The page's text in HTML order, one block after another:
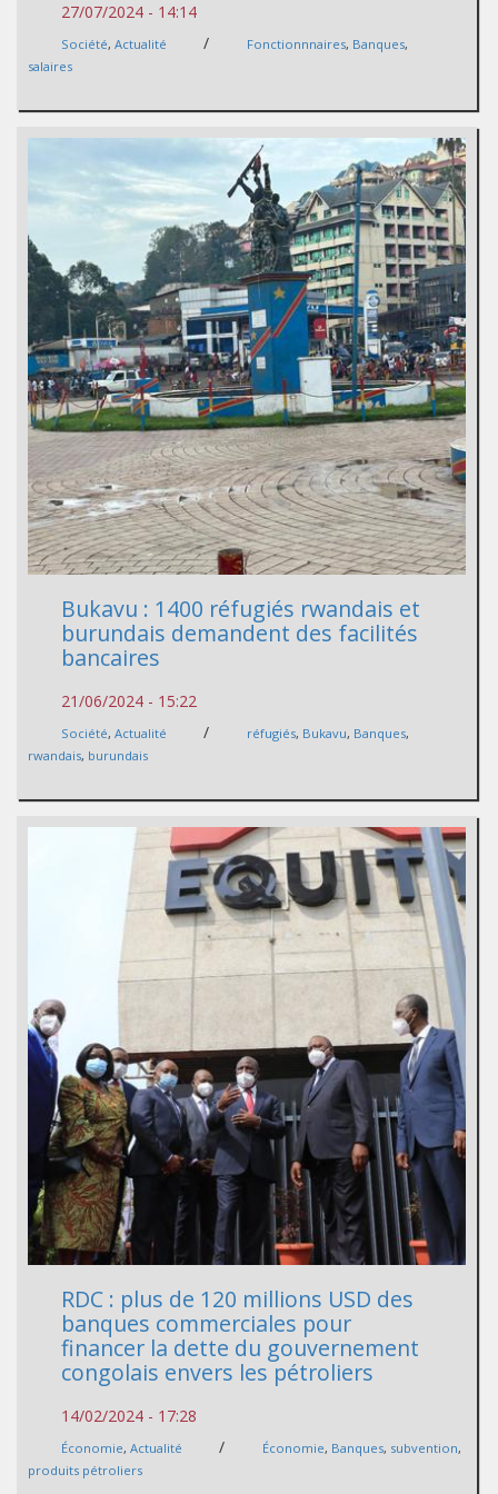
27/07/2024 - 14:14
Société, Actualité / Fonctionnnaires, Banques,
salaires
Bukavu : 1400 réfugiés rwandais et
burundais demandent des facilités
bancaires
21/06/2024 - 15:22
Société, Actualité / réfugiés, Bukavu, Banques,
rwandais, burundais
RDC : plus de 120 millions USD des
banques commerciales pour
financer la dette du gouvernement
congolais envers les pétroliers
14/02/2024 - 17:28
Économie, Actualité / Économie, Banques, subvention,
produits pétroliers